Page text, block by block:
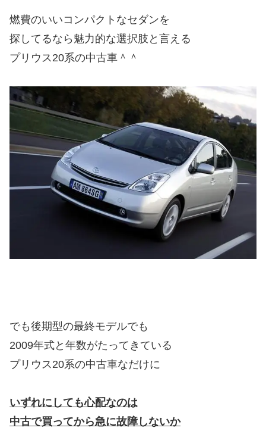
燃費のいいコンパクトなセダンを
探してるなら魅力的な選択肢と言える
プリウス20系の中古車＾＾
でも後期型の最終モデルでも
2009年式と年数がたってきている
プリウス20系の中古車なだけに
いずれにしても心配なのは
中古で買ってから急に故障しないか